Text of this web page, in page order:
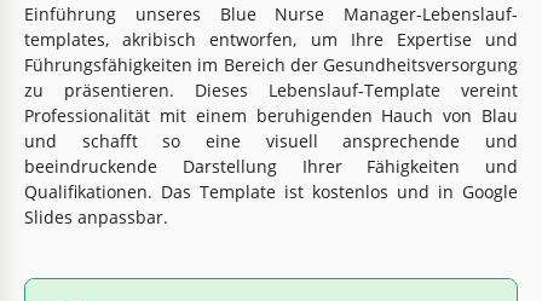
Einführung unseres Blue Nurse Manager-Lebenslauf-
templates, akribisch entworfen, um Ihre Expertise und
Führungsfähigkeiten im Bereich der Gesundheitsversorgung
zu präsentieren. Dieses Lebenslauf-Template vereint
Professionalität mit einem beruhigenden Hauch von Blau
und schafft so eine visuell ansprechende und
beeindruckende Darstellung Ihrer Fähigkeiten und
Qualifikationen. Das Template ist kostenlos und in Google
Slides anpassbar.